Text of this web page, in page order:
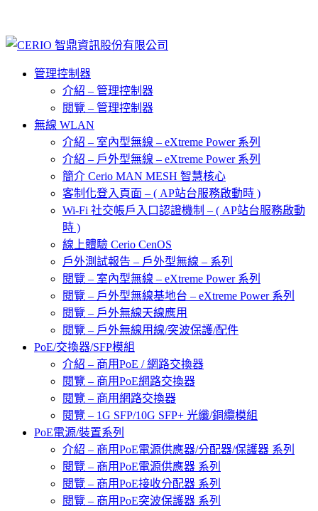
管理控制器
介紹 – 管理控制器
閱覽 – 管理控制器
無線 WLAN
介紹 – 室內型無線 – eXtreme Power 系列
介紹 – 戶外型無線 – eXtreme Power 系列
簡介 Cerio MAN MESH 智慧核心
客制化登入頁面 – ( AP站台服務啟動時 )
Wi-Fi 社交帳戶入口認證機制 – ( AP站台服務啟動
時 )
線上體驗 Cerio CenOS
戶外測試報告 – 戶外型無線 – 系列
閱覽 – 室內型無線 – eXtreme Power 系列
閱覽 – 戶外型無線基地台 – eXtreme Power 系列
閱覽 – 戶外無線天線應用
閱覽 – 戶外無線用線/突波保護/配件
PoE/交換器/SFP模組
介紹 – 商用PoE / 網路交換器
閱覽 – 商用PoE網路交換器
閱覽 – 商用網路交換器
閱覽 – 1G SFP/10G SFP+ 光纖/銅纜模組
PoE電源/裝置系列
介紹 – 商用PoE電源供應器/分配器/保護器 系列
閱覽 – 商用PoE電源供應器 系列
閱覽 – 商用PoE接收分配器 系列
閱覽 – 商用PoE突波保護器 系列